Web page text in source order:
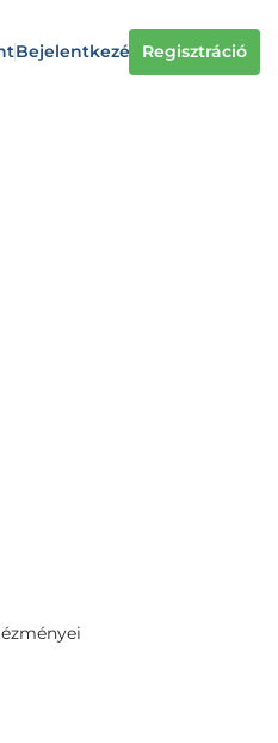
Bejelentkezés Regisztráció